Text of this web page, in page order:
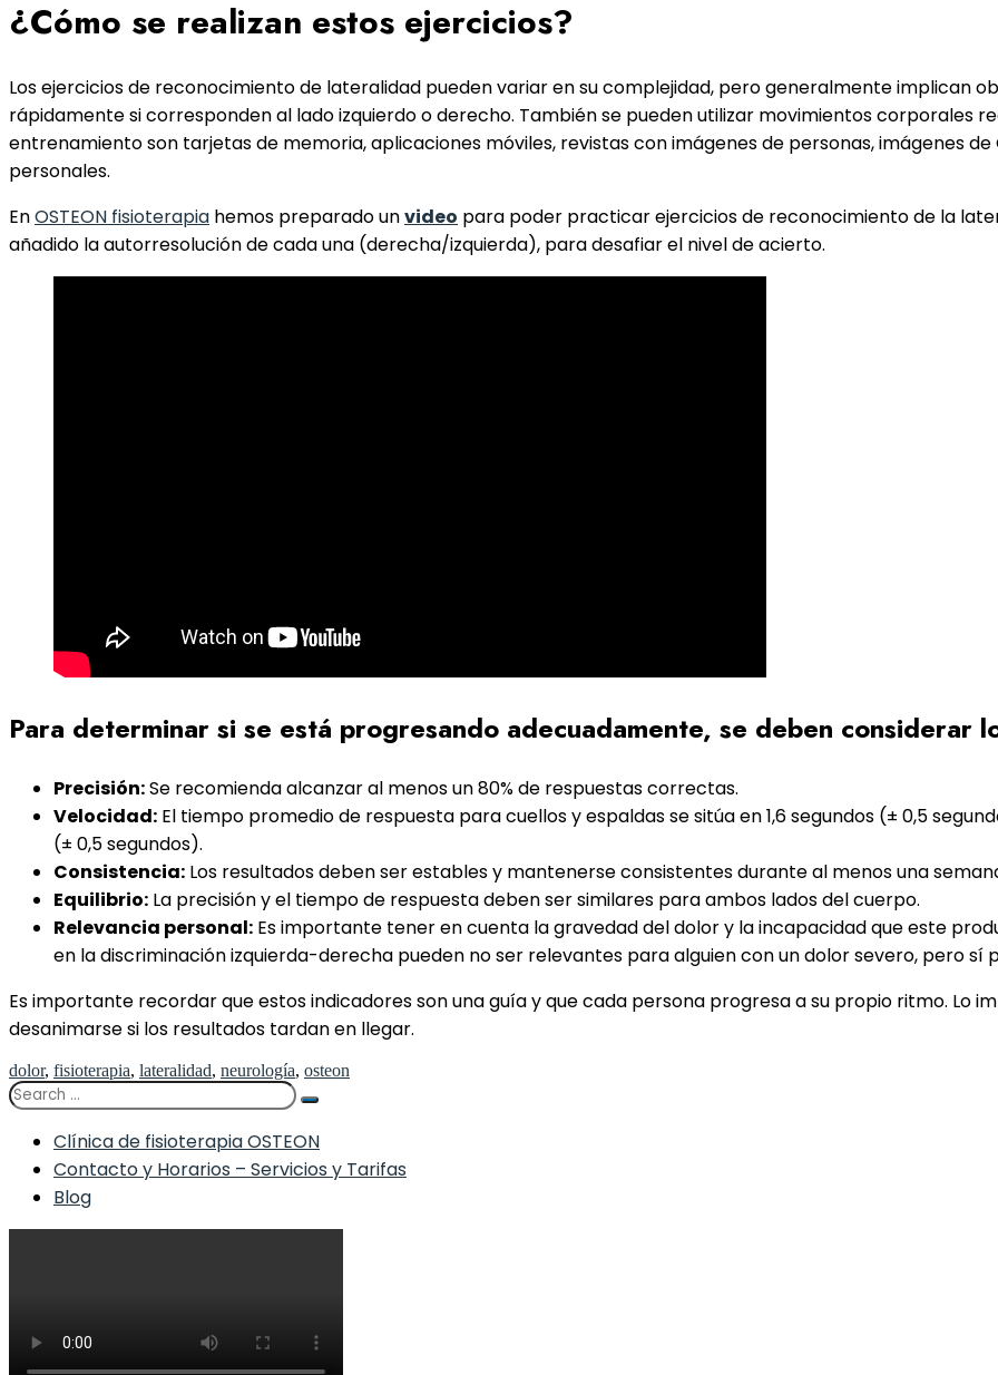
¿Cómo se realizan estos ejercicios?
Los ejercicios de reconocimiento de lateralidad pueden variar en su complejidad, pero generalmente implican
rápidamente si corresponden al lado izquierdo o derecho. También se pueden utilizar movimientos corporales
entrenamiento son tarjetas de memoria, aplicaciones móviles, revistas con imágenes de personas, imágenes
personales.
EnOSTEON fisioterapia hemos preparado unvideo para poder practicar ejercicios de reconocimiento de la
añadido la autorresolución de cada una (derecha/izquierda), para desafiar el nivel de acierto.
Para determinar si se está progresando adecuadamente, se deben considerar
Precisión:Se recomienda alcanzar al menos un 80% de respuestas correctas.
Velocidad: El tiempo promedio de respuesta para cuellos y espaldas se sitúa en 1,6 segundos (± 0,5
(± 0,5 segundos).
Consistencia: Los resultados deben ser estables y mantenerse consistentes durante al menos una
Equilibrio: La precisión y el tiempo de respuesta deben ser similares para ambos lados del cuerpo.
Relevancia personal: Es importante tener en cuenta la gravedad del dolor y la incapacidad que este
en la discriminación izquierda-derecha pueden no ser relevantes para alguien con un dolor severo, pero sí
Es importante recordar que estos indicadores son una guía y que cada persona progresa a su propio ritmo. Lo
desanimarse si los resultados tardan en llegar.
dolor, fisioterapia, lateralidad, neurología, osteon
Clínica de fisioterapia OSTEON
Contacto y Horarios – Servicios y Tarifas
Blog